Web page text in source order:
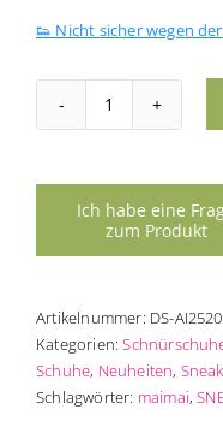
👟 Nicht sicher wegen
Sneaker
Artikelnummer: DS-
Kategorien:
Schuhe, Neuheiten,
Schlagwörter: maimai,